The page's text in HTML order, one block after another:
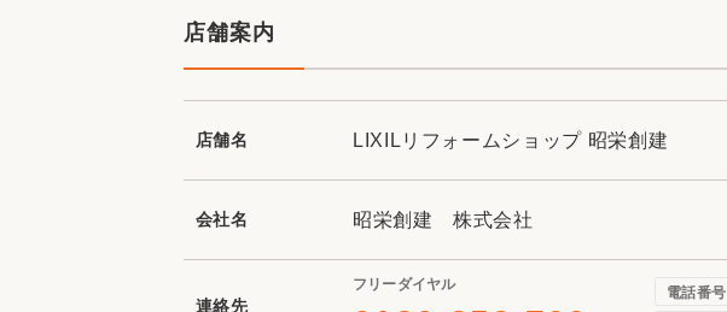
店舗案内
店舗名 LIXILリフォームショップ 昭栄創建
会社名 昭栄創建 株式会社
連絡先
フリーダイヤル 電話番号